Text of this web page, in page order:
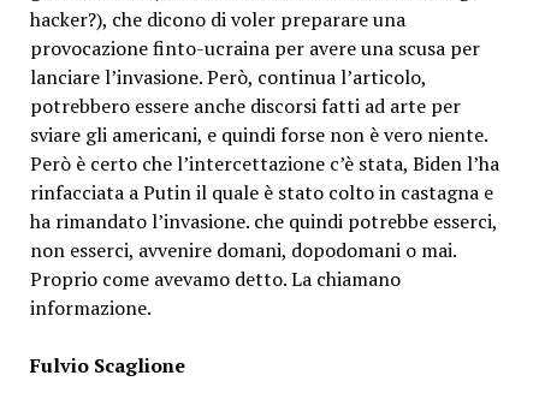
hacker?), che dicono di voler preparare una
provocazione finto-ucraina per avere una scusa per
lanciare l’invasione. Però, continua l’articolo,
potrebbero essere anche discorsi fatti ad arte per
sviare gli americani, e quindi forse non è vero niente.
Però è certo che l’intercettazione c’è stata, Biden l’ha
rinfacciata a Putin il quale è stato colto in castagna e
ha rimandato l’invasione. che quindi potrebbe esserci,
non esserci, avvenire domani, dopodomani o mai.
Proprio come avevamo detto. La chiamano
informazione.
Fulvio Scaglione